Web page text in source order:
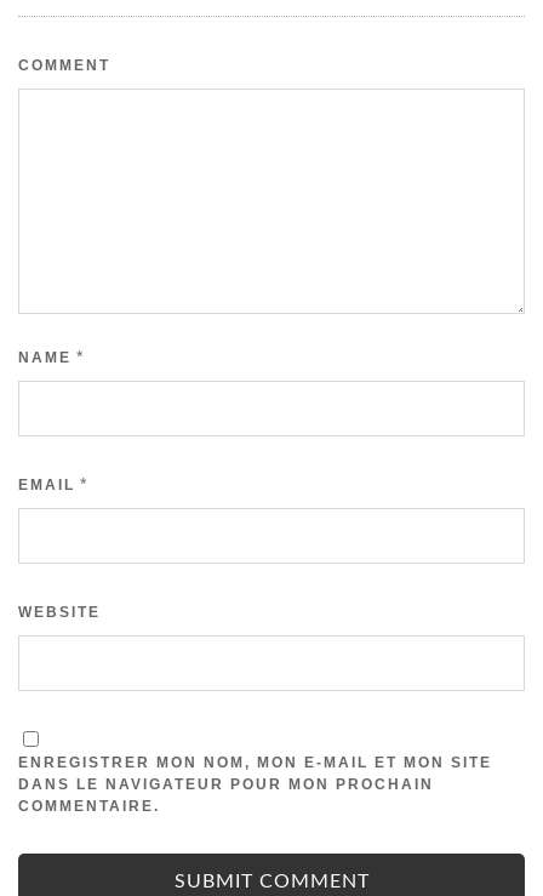
COMMENT
NAME *
EMAIL *
WEBSITE
ENREGISTRER MON NOM, MON E-MAIL ET MON SITE
DANS LE NAVIGATEUR POUR MON PROCHAIN
COMMENTAIRE.